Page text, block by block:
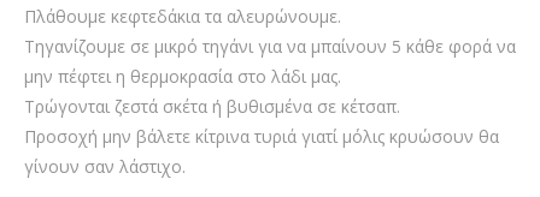
Πλάθουμε κεφτεδάκια τα αλευρώνουμε.
Τηγανίζουμε σε μικρό τηγάνι για να μπαίνουν 5 κάθε φορά να
μην πέφτει η θερμοκρασία στο λάδι μας.
Τρώγονται ζεστά σκέτα ή βυθισμένα σε κέτσαπ.
Προσοχή μην βάλετε κίτρινα τυριά γιατί μόλις κρυώσουν θα
γίνουν σαν λάστιχο.